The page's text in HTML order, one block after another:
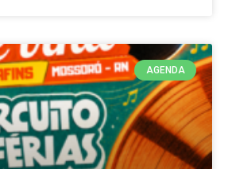
AGENDA